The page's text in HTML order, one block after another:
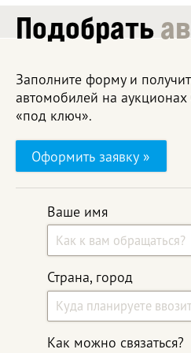
Подобрать
Заполните форму и
автомобилей на
«под ключ».
Ваше имя
Страна, город
Как можно связаться?
Оформить заявку »